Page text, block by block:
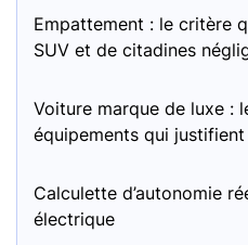
Empattement : le critère
SUV et de citadines
Voiture marque de luxe :
équipements qui
Calculette d’autonomie
électrique